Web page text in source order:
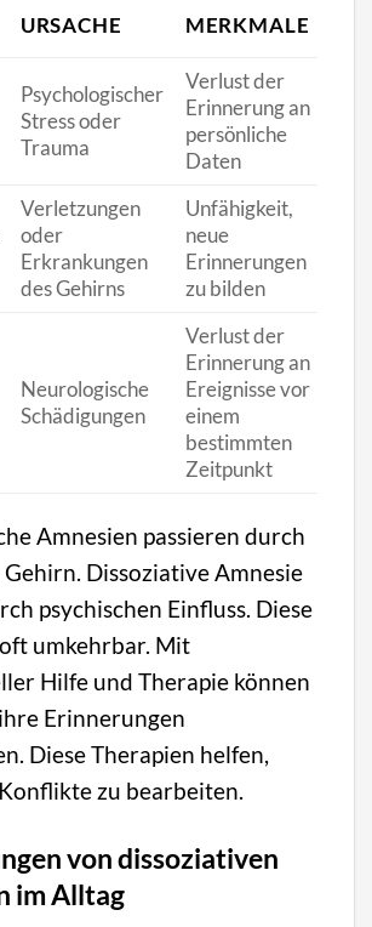
URSACHE MERKMALE
Psychologischer
Stress oder
Trauma
Verlust der
Erinnerung an
persönliche
Daten
Verletzungen
oder
Erkrankungen
des Gehirns
Unfähigkeit,
neue
Erinnerungen
zu bilden
Neurologische
Schädigungen
Verlust der
Erinnerung an
Ereignisse vor
einem
bestimmten
Zeitpunkt
Amnesien passieren durch
Gehirn. Dissoziative Amnesie
psychischen Einfluss. Diese
umkehrbar. Mit
Hilfe und Therapie können
Erinnerungen
Diese Therapien helfen,
zu bearbeiten.
von dissoziativen
im Alltag